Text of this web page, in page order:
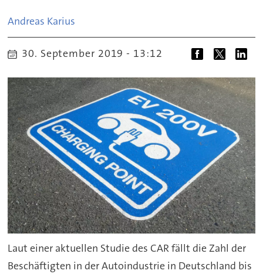
Andreas Karius
30. September 2019 - 13:12
Laut einer aktuellen Studie des CAR fällt die Zahl der
Beschäftigten in der Autoindustrie in Deutschland bis